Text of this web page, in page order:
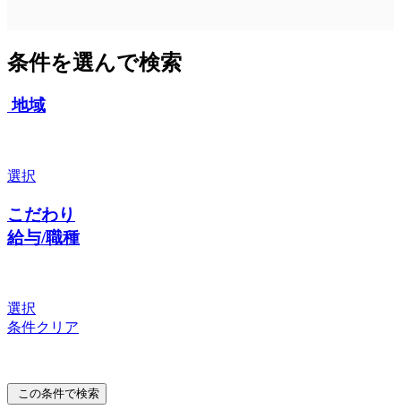
条件を選んで検索
地域
選択
こだわり
給与/職種
選択
条件クリア
この条件で検索